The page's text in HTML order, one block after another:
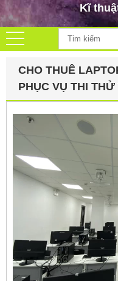
Kĩ
CHO THUÊ
PHỤC VỤ THI